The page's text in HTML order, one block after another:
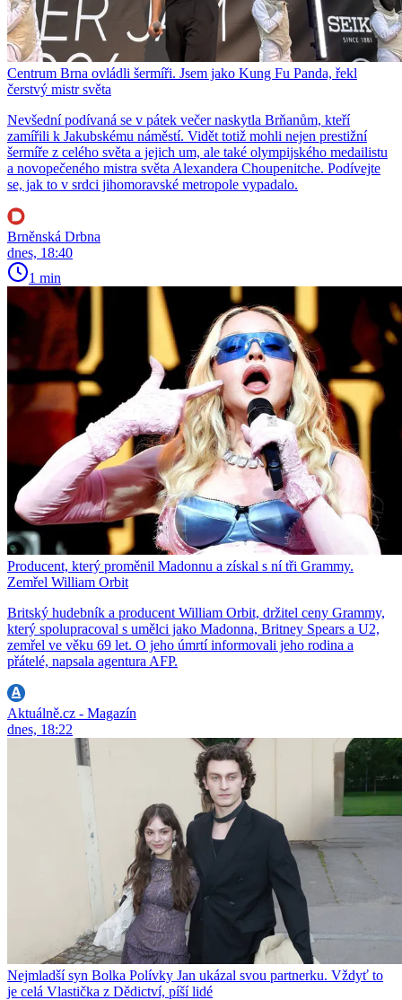
Centrum Brna ovládli šermíři. Jsem jako Kung Fu Panda, řekl
čerstvý mistr světa
Nevšední podívaná se v pátek večer naskytla Brňanům, kteří
zamířili k Jakubskému náměstí. Vidět totiž mohli nejen prestižní
šermíře z celého světa a jejich um, ale také olympijského medailistu
a novopečeného mistra světa Alexandera Choupenitche. Podívejte
se, jak to v srdci jihomoravské metropole vypadalo.
Brněnská Drbna
dnes, 18:40
1 min
Producent, který proměnil Madonnu a získal s ní tři Grammy.
Zemřel William Orbit
Britský hudebník a producent William Orbit, držitel ceny Grammy,
který spolupracoval s umělci jako Madonna, Britney Spears a U2,
zemřel ve věku 69 let. O jeho úmrtí informovali jeho rodina a
přátelé, napsala agentura AFP.
Aktuálně.cz - Magazín
dnes, 18:22
Nejmladší syn Bolka Polívky Jan ukázal svou partnerku. Vždyť to
je celá Vlastička z Dědictví, píší lidé